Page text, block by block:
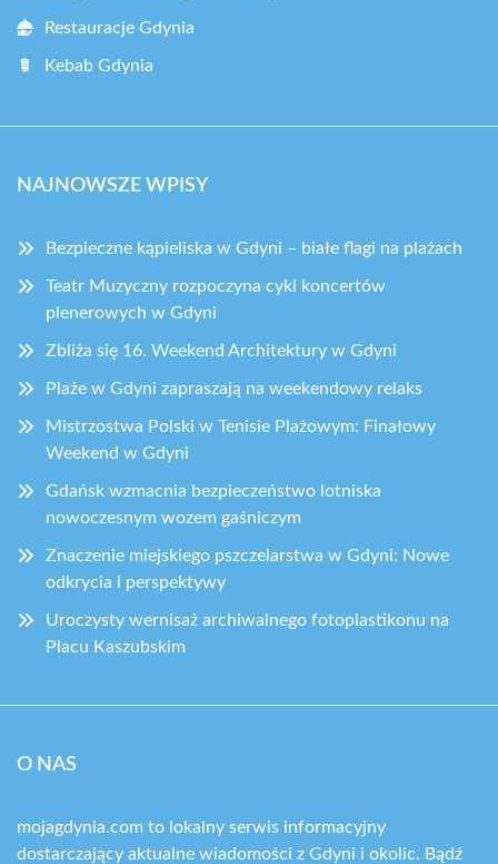
Restauracje Gdynia
Kebab Gdynia
NAJNOWSZE WPISY
Bezpieczne kąpieliska w Gdyni – białe flagi na plażach
Teatr Muzyczny rozpoczyna cykl koncertów
plenerowych w Gdyni
Zbliża się 16. Weekend Architektury w Gdyni
Plaże w Gdyni zapraszają na weekendowy relaks
Mistrzostwa Polski w Tenisie Plażowym: Finałowy
Weekend w Gdyni
Gdańsk wzmacnia bezpieczeństwo lotniska
nowoczesnym wozem gaśniczym
Znaczenie miejskiego pszczelarstwa w Gdyni: Nowe
odkrycia i perspektywy
Uroczysty wernisaż archiwalnego fotoplastikonu na
Placu Kaszubskim
O NAS
mojagdynia.com to lokalny serwis informacyjny
dostarczający aktualne wiadomości z Gdyni i okolic. Bądź